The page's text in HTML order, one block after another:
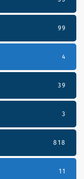
99
4
39
3
818
11